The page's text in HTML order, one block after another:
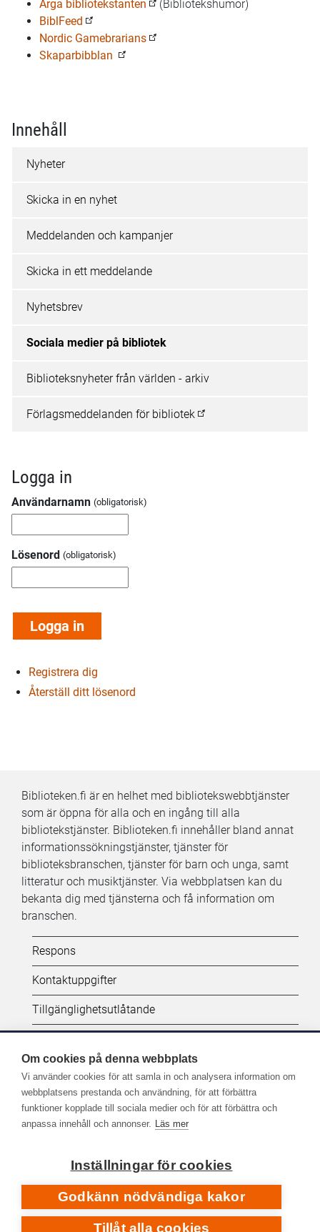
Arga bibliotekstanten
(Bibliotekshumor)
BiblFeed
Nordic Gamebrarians
Skaparbibblan
Innehåll
Nyheter
Skicka in en nyhet
Meddelanden och kampanjer
Skicka in ett meddelande
Nyhetsbrev
Sociala medier på bibliotek
Biblioteksnyheter från världen - arkiv
Förlagsmeddelanden för bibliotek
Logga in
Användarnamn
Lösenord
Registrera dig
Återställ ditt lösenord
Biblioteken.fi är en helhet med bibliotekswebbtjänster
som är öppna för alla och en ingång till alla
bibliotekstjänster. Biblioteken.fi innehåller bland annat
informationssökningstjänster, tjänster för
biblioteksbranschen, tjänster för barn och unga, samt
litteratur och musiktjänster. Via webbplatsen kan du
bekanta dig med tjänsterna och få information om
branschen.
Kifi:
Biblioteken.fi-
alatunniste
(SV)
Respons
Kontaktuppgifter
Tillgänglighetsutlåtande
Följ oss:
Fler kanaler på sociala medier
Om cookies på denna webbplats
Vi använder cookies för att samla in och analysera information om
webbplatsens prestanda och användning, för att förbättra
funktioner kopplade till sociala medier och för att förbättra och
anpassa innehåll och annonser. Läs mer
Inställningar för cookies
Godkänn nödvändiga kakor
Tillåt alla cookies